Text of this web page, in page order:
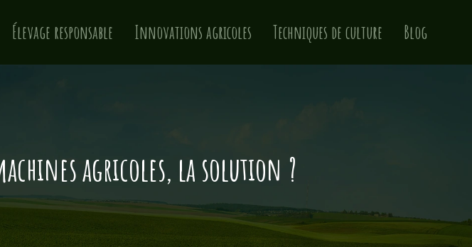
Élevage responsable Innovations agricoles Techniques de culture Blog
agricoles, la solution ?